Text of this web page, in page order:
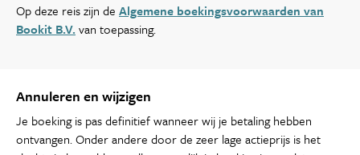
Op deze reis zijn de Algemene boekingsvoorwaarden van
Bookit B.V. van toepassing.
Annuleren en wijzigen
Je boeking is pas definitief wanneer wij je betaling hebben
ontvangen. Onder andere door de zeer lage actieprijs is het